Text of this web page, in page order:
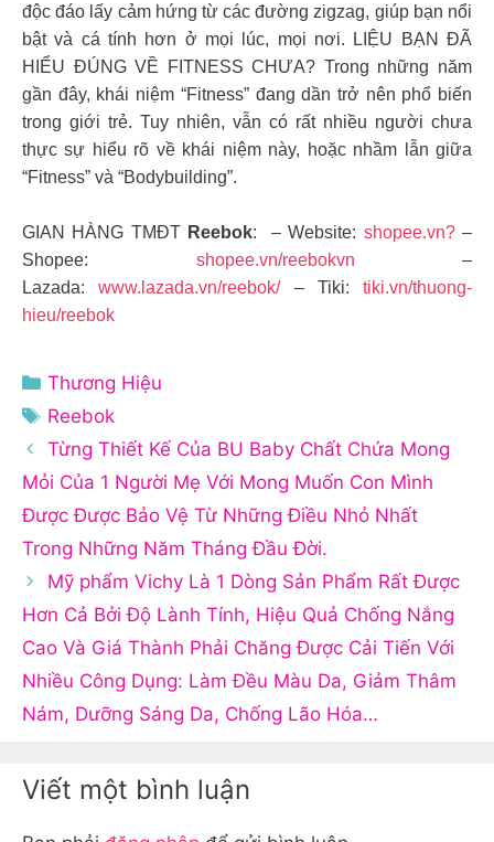
độc đáo lấy cảm hứng từ các đường zigzag, giúp bạn nổi
bật và cá tính hơn ở mọi lúc, mọi nơi. LIỆU BẠN ĐÃ
HIỂU ĐÚNG VỀ FITNESS CHƯA? Trong những năm
gần đây, khái niệm “Fitness” đang dần trở nên phổ biến
trong giới trẻ. Tuy nhiên, vẫn có rất nhiều người chưa
thực sự hiểu rõ về khái niệm này, hoặc nhầm lẫn giữa
“Fitness” và “Bodybuilding”.
GIAN HÀNG TMĐT Reebok: – Website: shopee.vn?–
Shopee: shopee.vn/reebokvn –
Lazada:www.lazada.vn/reebok/– Tiki: tiki.vn/thuong-
hieu/reebok
Danh
mục
Thương Hiệu
Thẻ
Reebok
Từng Thiết Kế Của BU Baby Chất Chứa Mong
Mỏi Của 1 Người Mẹ Với Mong Muốn Con Mình
Được Được Bảo Vệ Từ Những Điều Nhỏ Nhất
Trong Những Năm Tháng Đầu Đời.
Mỹ phẩm Vichy Là 1 Dòng Sản Phẩm Rất Được
Hơn Cả Bởi Độ Lành Tính, Hiệu Quả Chống Nắng
Cao Và Giá Thành Phải Chăng Được Cải Tiến Với
Nhiều Công Dụng: Làm Đều Màu Da, Giảm Thâm
Nám, Dưỡng Sáng Da, Chống Lão Hóa…
Viết một bình luận